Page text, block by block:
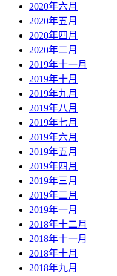
2020年六月
2020年五月
2020年四月
2020年二月
2019年十一月
2019年十月
2019年九月
2019年八月
2019年七月
2019年六月
2019年五月
2019年四月
2019年三月
2019年二月
2019年一月
2018年十二月
2018年十一月
2018年十月
2018年九月